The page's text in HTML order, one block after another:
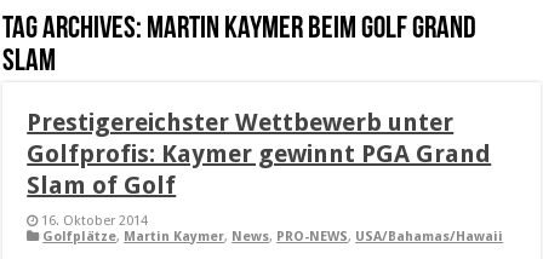
Tag Archives: Martin Kaymer beim Golf Grand
Slam
Prestigereichster Wettbewerb unter
Golfprofis: Kaymer gewinnt PGA Grand
Slam of Golf
16. Oktober 2014
Golfplätze, Martin Kaymer, News, PRO-NEWS, USA/Bahamas/Hawaii